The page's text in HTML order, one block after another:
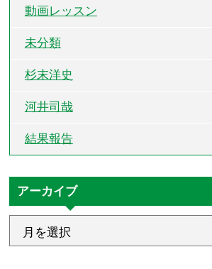
動画レッスン
未分類
杉末洋史
河井司哉
結果報告
アーカイブ